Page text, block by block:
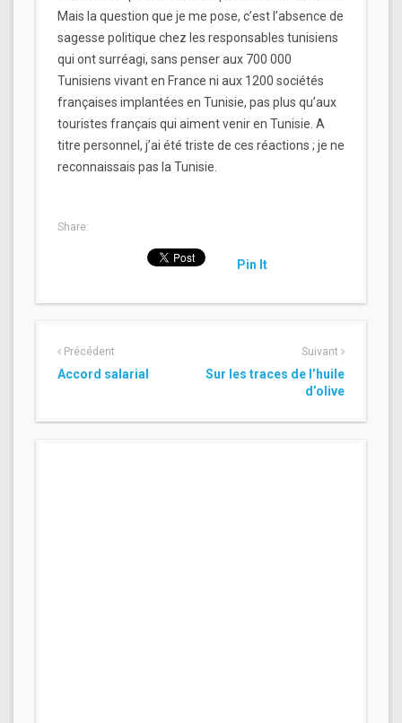
Mais la question que je me pose, c’est l’absence de
sagesse politique chez les responsables tunisiens
qui ont surréagi, sans penser aux 700 000
Tunisiens vivant en France ni aux 1200 sociétés
françaises implantées en Tunisie, pas plus qu’aux
touristes français qui aiment venir en Tunisie. A
titre personnel, j’ai été triste de ces réactions ; je ne
reconnaissais pas la Tunisie.
Share:
Pin It
Précédent
Accord salarial
Suivant
Sur les traces de l’huile
d’olive